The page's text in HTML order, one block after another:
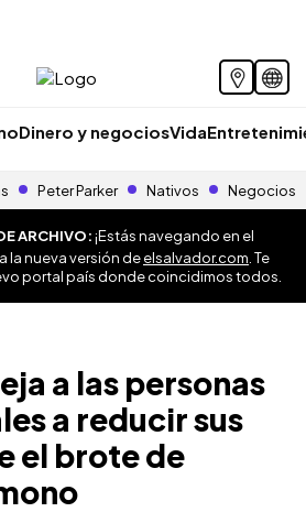
Dinero y negociosVida
Peter Parker Nativos Negocios
ARCHIVO:¡Estás navegando en el
la nueva versión deelsalvador.com . Te
portal país donde coincidimos todos.
a las personas
a reducir sus
el brote de